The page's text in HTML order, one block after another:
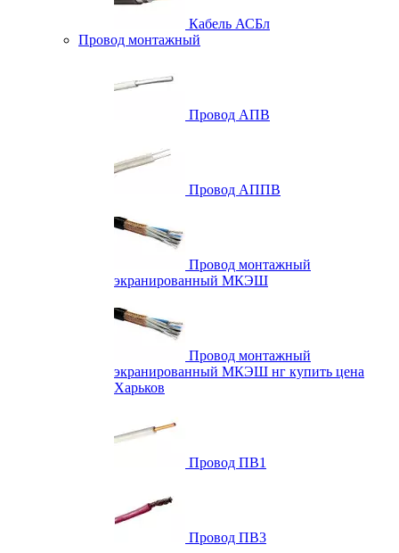
Кабель АСБл
Провод монтажный
Провод АПВ
Провод АППВ
Провод монтажный
экранированный МКЭШ
Провод монтажный
экранированный МКЭШ нг купить цена
Харьков
Провод ПВ1
Провод ПВ3